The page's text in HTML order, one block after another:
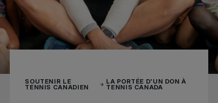
SOUTENIR LE
TENNIS CANADIEN
LA PORTÉE D'UN DON À
TENNIS CANADA